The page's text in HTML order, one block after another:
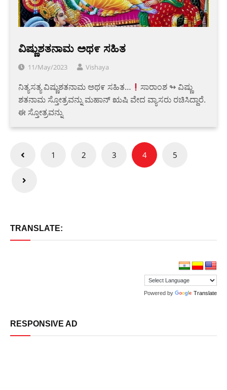
ವಿಷ್ಣುಶತನಾಮ ಅಥ೯ ಸಹಿತ
11/May/2023 Vishaya
ನಿತ್ಯಸತ್ಯ ವಿಷ್ಣುಶತನಾಮ ಅಥ೯ ಸಹಿತ…
ಸಾರಾಂಶ ↬ ವಿಷ್ಣು
ಶತನಾಮ ಸ್ತೋತ್ರವನ್ನು ಮಹಾನ್ ಋಷಿ ವೇದ ವ್ಯಾಸರು ರಚಿಸಿದ್ದಾರೆ.
ಈ ಸ್ತೋತ್ರವನ್ನು
Posts
1 2 3 4 5
TRANSLATE:
Powered by Translate
RESPONSIVE AD